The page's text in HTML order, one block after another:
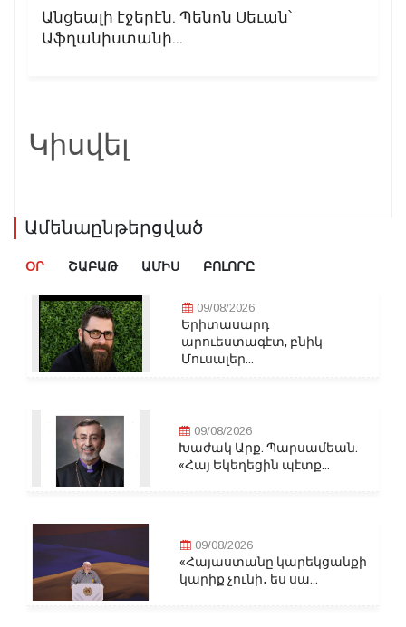
Անցեալի էջերէն. Պենոն Սեւան՝
Աֆղանիստանի...
Կիսվել
Ամենաընթերցված
ՕՐ ՇԱԲԱԹ ԱՄԻՍ ԲՈԼՈՐԸ
09/08/2026
Երիտասարդ
արուեստագէտ, բնիկ
Մուսալեր...
09/08/2026
Խաժակ Արք. Պարսամեան.
«Հայ Եկեղեցին պէտք...
09/08/2026
«Հայաստանը կարեկցանքի
կարիք չունի․ ես սա...